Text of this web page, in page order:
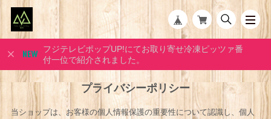
フジテレビポップUP!にてお取り寄せ冷凍ピッツァ番
付一位で紹介されました。
プライバシーポリシー
当ショップは、お客様の個人情報保護の重要性について認識し、個人